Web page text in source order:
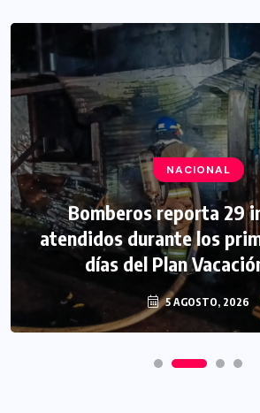
NACIONAL
Bomberos reporta 29
atendidos durante los
días del Plan
5 AGOSTO, 2026